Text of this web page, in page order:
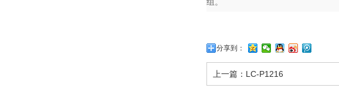
分享到：
上一篇： LC-P1216